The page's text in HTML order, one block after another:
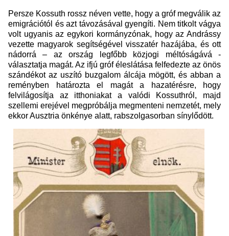
Persze Kossuth rossz néven vette, hogy a gróf megválik az
emigrációtól és azt távozásával gyengíti. Nem titkolt vágya
volt ugyanis az egykori kormányzónak, hogy az Andrássy
vezette magyarok segítségével visszatér hazájába, és ott
nádorrá – az ország legfőbb közjogi méltóságává -
választatja magát. Az ifjú gróf éleslátása felfedezte az önös
szándékot az uszító buzgalom álcája mögött, és abban a
reményben határozta el magát a hazatérésre, hogy
felvilágosítja az itthoniakat a valódi Kossuthról, majd
szellemi erejével megpróbálja megmenteni nemzetét, mely
ekkor Ausztria önkénye alatt, rabszolgasorban sínylődött.